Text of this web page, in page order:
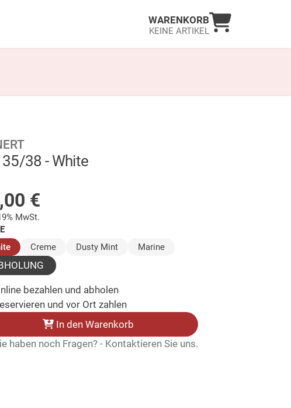
WARENKORB
KEINE ARTIKEL
Warenkorb
35/38 - White
€
MwSt.
(ausgewählt)
Creme Dusty Mint Marine
bezahlen und abholen
und vor Ort zahlen
In den Warenkorb
haben noch Fragen? - Kontaktieren Sie uns.